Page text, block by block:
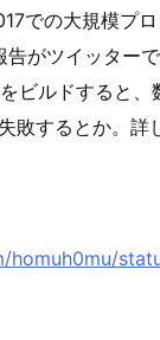
での大規模プ
告がツイッター
ビルドすると、
敗するとか。詳